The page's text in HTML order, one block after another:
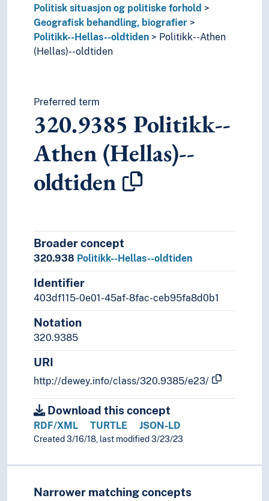
Politisk situasjon og politiske forhold
Geografisk behandling, biografier
Politikk--Hellas--oldtiden
Politikk--Athen
(Hellas)--oldtiden
Preferred term
320.9385 Politikk--
Athen (Hellas)--
oldtiden
Broader concept
320.938 Politikk--Hellas--oldtiden
Identifier
403df115-0e01-45af-8fac-ceb95fa8d0b1
Notation
320.9385
URI
http://dewey.info/class/320.9385/e23/
Download this concept
RDF/XML TURTLE JSON-LD
Created 3/16/18, last modified 3/23/23
Narrower matching concepts